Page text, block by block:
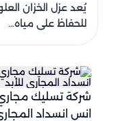
يُعد عزل الخزان
للحفاظ على مياه…
انس انسداد